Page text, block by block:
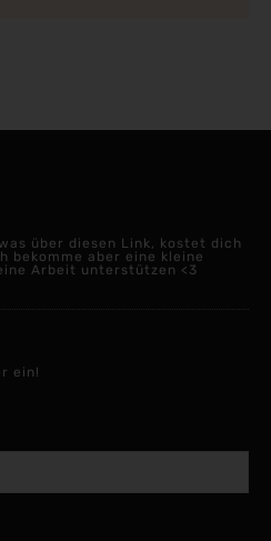
über diesen Link, kostet dich
bekomme aber eine kleine
Arbeit unterstützen <3
ein!